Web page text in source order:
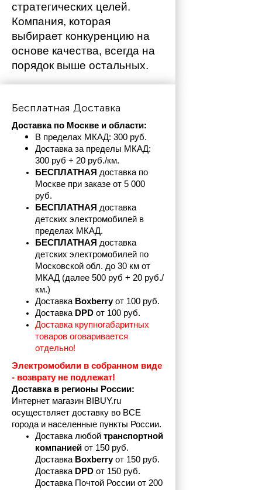
стратегических целей.
Компания, которая
выбирает конкуренцию на
основе качества, всегда на
порядок выше остальных.
Бесплатная Доставка
Доставка по Москве и области:
В пределах МКАД: 300 руб.
Доставка за пределы МКАД:
300 руб + 20 руб./км.
БЕСПЛАТНАЯ доставка по
Москве при заказе от 5 000
руб.
БЕСПЛАТНАЯ доставка
детских электромобилей в
пределах МКАД.
БЕСПЛАТНАЯ доставка
детских электромобилей по
Московской обл. до 30 км от
МКАД (далее 500 руб + 20 руб./
км.)
Доставка Boxberry от 100 руб.
Доставка DPD от 100 руб.
Доставка крупногабаритных
товаров оговаривается
отдельно!
Электромобили в собранном виде
- возврату не подлежат!
Доставка в регионы России:
Интернет магазин BIBUY.ru
осуществляет доставку во ВСЕ
города и населенные пункты России.
Доставка любой транспортной
компанией от 150 руб.
Доставка Boxberry от 150 руб.
Доставка DPD от 150 руб.
Доставка Почтой России от 200